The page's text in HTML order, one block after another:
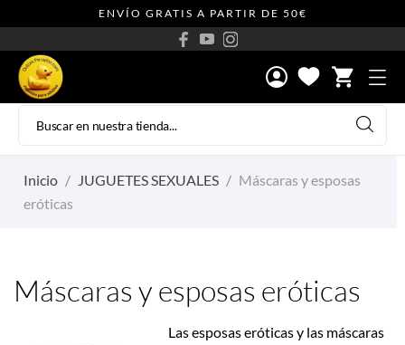
ENVÍO GRATIS A PARTIR DE 50€
shopping_cart
Inicio JUGUETES SEXUALES
Máscaras y esposas
eróticas
Máscaras y esposas eróticas
Las esposas eróticas y las máscaras